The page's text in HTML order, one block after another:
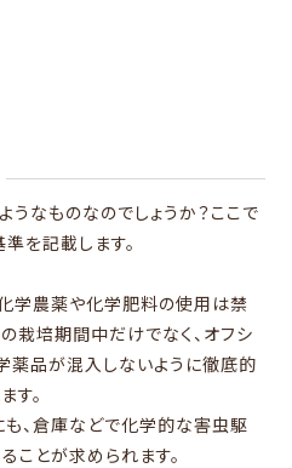
なものなのでしょうか？ここで
を記載します。
学農薬や化学肥料の使用は禁
栽培期間中だけでなく、オフシ
薬品が混入しないように徹底的
す。
、倉庫などで化学的な害虫駆
ことが求められます。